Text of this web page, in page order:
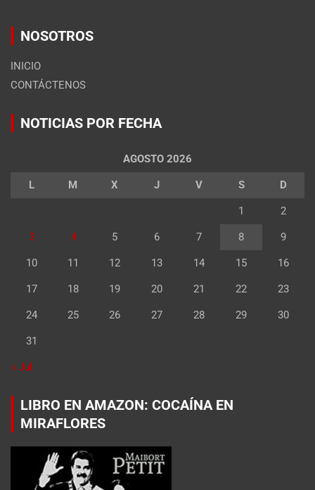
NOSOTROS
INICIO
CONTÁCTENOS
NOTICIAS POR FECHA
AGOSTO 2026
L M X J V S D
1 2
3 4 5 6 7 8 9
10 11 12 13 14 15 16
17 18 19 20 21 22 23
24 25 26 27 28 29 30
31
« Jul
LIBRO EN AMAZON: COCAÍNA EN
MIRAFLORES